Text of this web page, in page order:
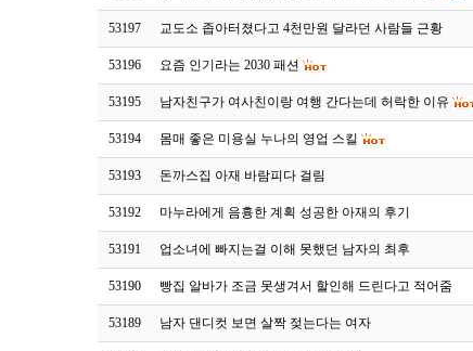
53197 교도소 좁아터졌다고 4천만원 달라던 사람들 근황
53196 요즘 인기라는 2030 패션
53195 남자친구가 여사친이랑 여행 간다는데 허락한 이유
53194 몸매 좋은 미용실 누나의 영업 스킬
53193 돈까스집 아재 바람피다 걸림
53192 마누라에게 음흉한 계획 성공한 아재의 후기
53191 업소녀에 빠지는걸 이해 못했던 남자의 최후
53190 빵집 알바가 조금 못생겨서 할인해 드린다고 적어줌
53189 남자 댄디컷 보면 살짝 젖는다는 여자